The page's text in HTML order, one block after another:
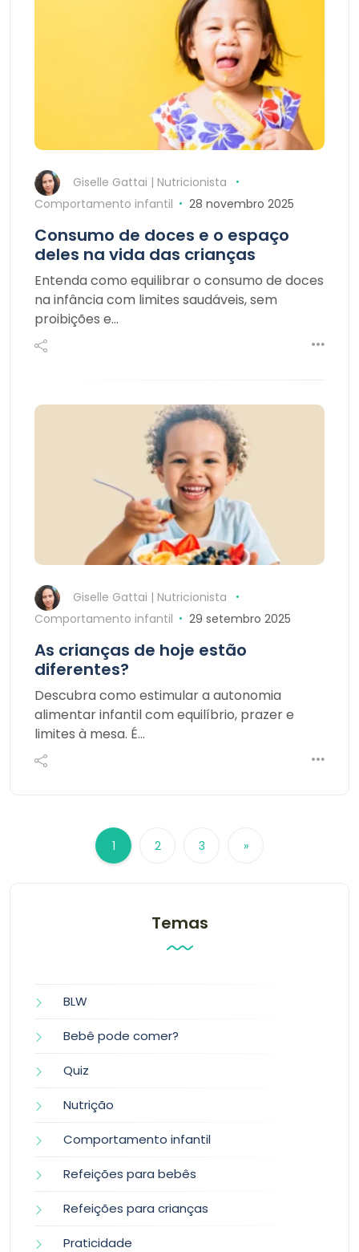
Giselle Gattai | Nutricionista
Comportamento infantil
28 novembro 2025
Consumo de doces e o espaço
deles na vida das crianças
Entenda como equilibrar o consumo de doces
na infância com limites saudáveis, sem
proibições e…
Giselle Gattai | Nutricionista
Comportamento infantil
29 setembro 2025
As crianças de hoje estão
diferentes?
Descubra como estimular a autonomia
alimentar infantil com equilíbrio, prazer e
limites à mesa. É…
1 2 3 »
Temas
BLW
Bebê pode comer?
Quiz
Nutrição
Comportamento infantil
Refeições para bebês
Refeições para crianças
Praticidade